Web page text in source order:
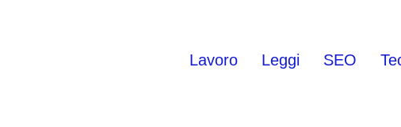
Lavoro Leggi SEO